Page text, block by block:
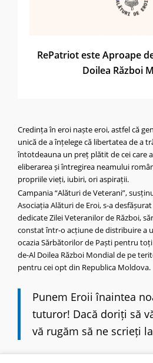
RePatriot este Aproape
Doilea Război
Credința în eroi naște eroi, astfel că
unică de a înțelege că libertatea de a
întotdeauna un preț plătit de cei care
eliberarea și întregirea neamului
propriile vieți, iubiri, ori aspirații.
Campania “Alături de Veterani”,
Asociația Alături de Eroi, s-a
dedicate Zilei Veteranilor de Război,
constat într-o acțiune de distribuire a
ocazia Sărbătorilor de Paști pentru
de-Al Doilea Război Mondial de pe
pentru cei opt din Republica Moldova.
Punem Eroii înaintea
tuturor! Dacă doriți să
vă rugăm să ne scrieți la